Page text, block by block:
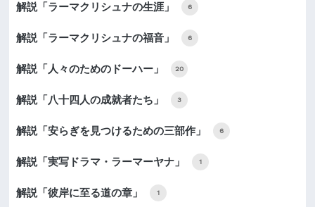
解説「ラーマクリシュナの生涯」 6
解説「ラーマクリシュナの福音」 6
解説「人々のためのドーハー」 20
解説「八十四人の成就者たち」 3
解説「安らぎを見つけるための三部作」 6
解説「実写ドラマ・ラーマーヤナ」 1
解説「彼岸に至る道の章」 1